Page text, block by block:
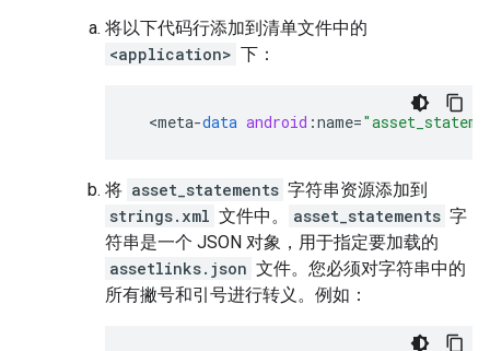
将以下代码行添加到清单文件中的
<application> 下：
<meta-data android :name=
将 asset_statements 字符串资源添加到
strings.xml 文件中。 asset_statements 字
符串是一个 JSON 对象，用于指定要加载的
assetlinks.json 文件。您必须对字符串中的
所有撇号和引号进行转义。例如：